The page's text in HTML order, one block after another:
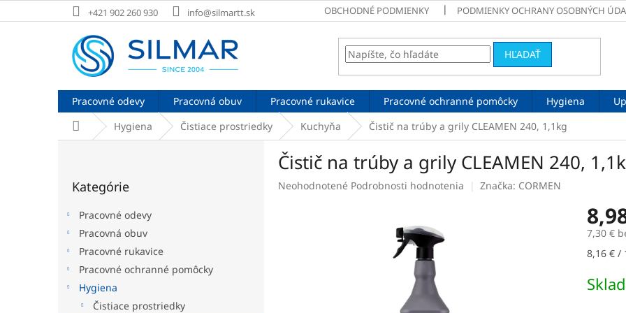
na
+421 902 260 930 info@silmartt.sk OBCHODNÉ PODMIENKY PODMIENKY OCHRANY OSOBNÝCH
HĽADAŤ
Pracovné odevy Pracovná obuv Pracovné rukavice Pracovné ochranné pomôcky Hygiena
DomovHygiena Čistiace prostriedky Kuchyňa Čistič na trúby a grily CLEAMEN 240, 1,1kg
kategórie
Kategórie
Pracovné odevy
Pracovná obuv
Pracovné rukavice
Pracovné ochranné pomôcky
Hygiena
Čistiace prostriedky
Čistič na trúby a grily CLEAMEN 240,
Priemerné
Neohodnotené Podrobnosti hodnotenia Značka: CORMEN
7,30 €
8,16 € /